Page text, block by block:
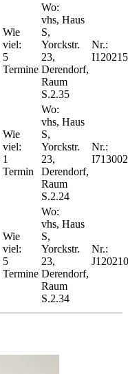
Wie
viel:
5
Termine
Wo:
vhs, Haus
S,
Yorckstr.
23,
Derendorf,
Raum
S.2.35
Nr.:
I120215
Wie
viel:
1
Termin
Wo:
vhs, Haus
S,
Yorckstr.
23,
Derendorf,
Raum
S.2.24
Nr.:
I713002
Wie
viel:
5
Termine
Wo:
vhs, Haus
S,
Yorckstr.
23,
Derendorf,
Raum
S.2.34
Nr.:
J120210